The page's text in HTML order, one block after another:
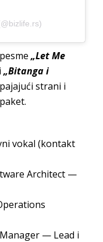
„Let Me
„Bitanga i
strani i
vokal (kontakt
Architect —
— Lead i